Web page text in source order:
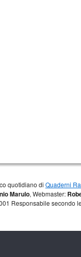
quotidiano di Quaderni
Marulo, Webmaster:
Responsabile secondo